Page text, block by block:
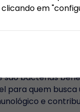
caramelos.
ainda
bactérias
quem
e
em